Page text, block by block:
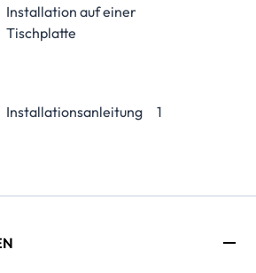
Installation auf einer
Tischplatte
Installationsanleitung 1